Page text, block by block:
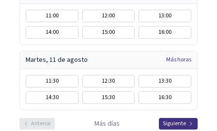
11:00 12:00
13:00
14:00
15:00 16:00
Martes, 11 de agosto Más horas
11:30 12:30
13:30
14:30
15:30 16:30
Anterior Más días Siguiente